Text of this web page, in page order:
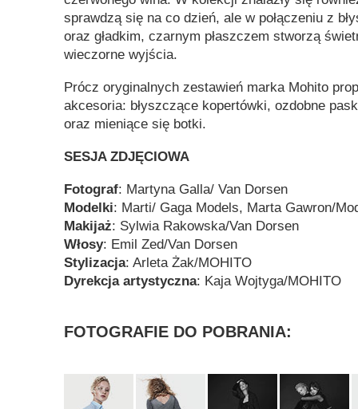
sprawdzą się na co dzień, ale w połączeniu z
oraz gładkim, czarnym płaszczem stworzą
wieczorne wyjścia.
Prócz oryginalnych zestawień marka Mohito
akcesoria: błyszczące kopertówki, ozdobne
oraz mieniące się botki.
SESJA ZDJĘCIOWA
Fotograf: Martyna Galla/ Van Dorsen
Modelki: Marti/ Gaga Models, Marta Gawron/
Makijaż: Sylwia Rakowska/Van Dorsen
Włosy: Emil Zed/Van Dorsen
Stylizacja: Arleta Żak/MOHITO
Dyrekcja artystyczna: Kaja Wojtyga/MOHITO
FOTOGRAFIE DO POBRANIA: